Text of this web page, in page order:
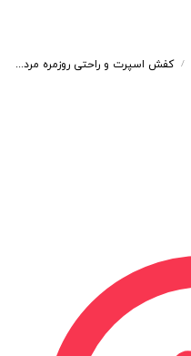
/ کفش اسپرت و راحتی روزمره مردانه رنگ مشکی کد 14145